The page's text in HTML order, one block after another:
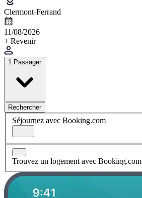
Clermont-Ferrand
11/08/2026
+ Revenir
1 Passager
Rechercher
Séjournez avec Booking.com
Trouvez un logement avec Booking.com